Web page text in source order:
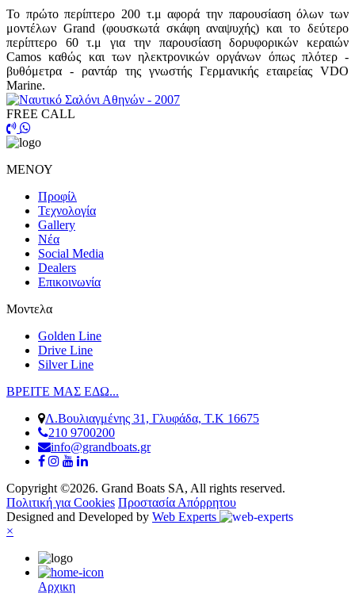
Το πρώτο περίπτερο 200 τ.μ αφορά την παρουσίαση όλων των
μοντέλων Grand (φουσκωτά σκάφη αναψυχής) και το δεύτερο
περίπτερο 60 τ.μ για την παρουσίαση δορυφορικών κεραιών
Camos καθώς και των ηλεκτρονικών οργάνων όπως πλότερ -
βυθόμετρα - ραντάρ της γνωστής Γερμανικής εταιρείας VDO
Marine.
FREE CALL
ΜΕΝΟΥ
Προφίλ
Τεχνολογία
Gallery
Νέα
Social Media
Dealers
Επικοινωνία
Μοντελα
Golden Line
Drive Line
Silver Line
ΒΡΕΙΤΕ ΜΑΣ ΕΔΩ...
Λ.Βουλιαγμένης 31, Γλυφάδα, Τ.Κ 16675
210 9700200
info@grandboats.gr
Copyright ©2026. Grand Boats SA, All rights reserved.
Πολιτική για Cookies Προστασία Απόρρητου
Designed and Developed by Web Experts
×
Αρχικη